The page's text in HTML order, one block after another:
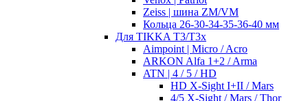
Zeiss | шина ZM/VM
Кольца 26-30-34-35-36-40 мм
Для TIKKA T3/T3x
Aimpoint | Micro / Acro
ARKON Alfa 1+2 / Arma
ATN | 4 / 5 / HD
HD X-Sight I+II / Mars
4/5 X-Sight / Mars / Thor